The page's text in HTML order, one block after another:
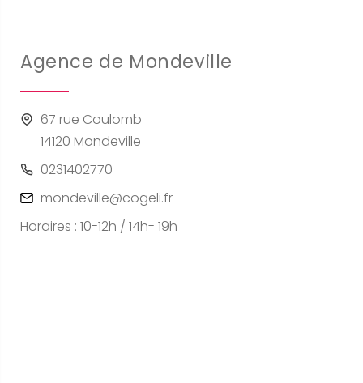
Agence de Mondeville
67 rue Coulomb
14120 Mondeville
0231402770
mondeville@cogeli.fr
Horaires : 10-12h / 14h- 19h